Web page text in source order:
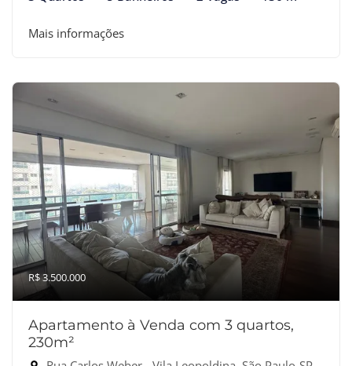
Mais informações
R$ 3.500.000
Apartamento à Venda com 3 quartos,
230m²